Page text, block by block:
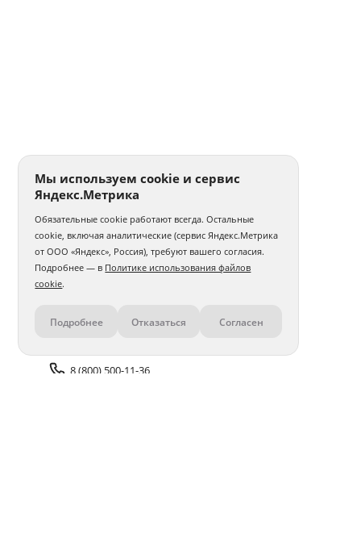
Контакты
8 (800) 500-11-36
Мы используем cookie и сервис
Яндекс.Метрика
Обязательные cookie работают всегда. Остальные
cookie, включая аналитические (сервис Яндекс.Метрика
от ООО «Яндекс», Россия), требуют вашего согласия.
Подробнее — в Политике использования файлов
cookie.
Подробнее Отказаться Согласен